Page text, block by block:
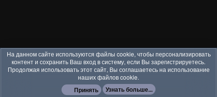
На данном сайте используются файлы cookie, чтобы персонализировать
контент и сохранить Ваш вход в систему, если Вы зарегистрируетесь.
Продолжая использовать этот сайт, Вы соглашаетесь на использование
наших файлов cookie.
Принять Узнать больше...